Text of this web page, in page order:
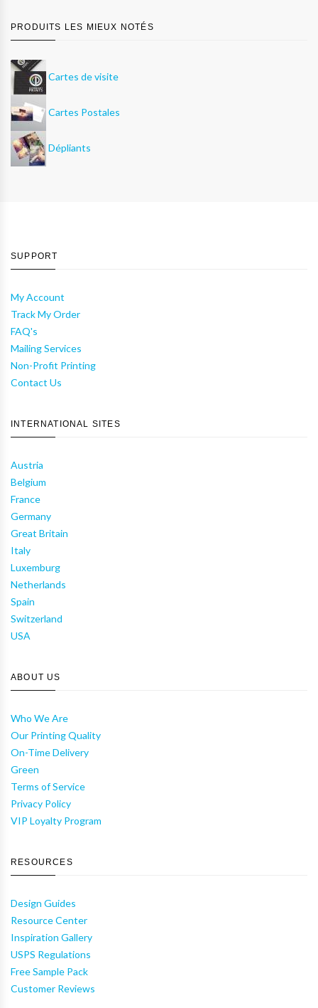
PRODUITS LES MIEUX NOTÉS
Cartes de visite
Cartes Postales
Dépliants
SUPPORT
My Account
Track My Order
FAQ's
Mailing Services
Non-Profit Printing
Contact Us
INTERNATIONAL SITES
Austria
Belgium
France
Germany
Great Britain
Italy
Luxemburg
Netherlands
Spain
Switzerland
USA
ABOUT US
Who We Are
Our Printing Quality
On-Time Delivery
Green
Terms of Service
Privacy Policy
VIP Loyalty Program
RESOURCES
Design Guides
Resource Center
Inspiration Gallery
USPS Regulations
Free Sample Pack
Customer Reviews